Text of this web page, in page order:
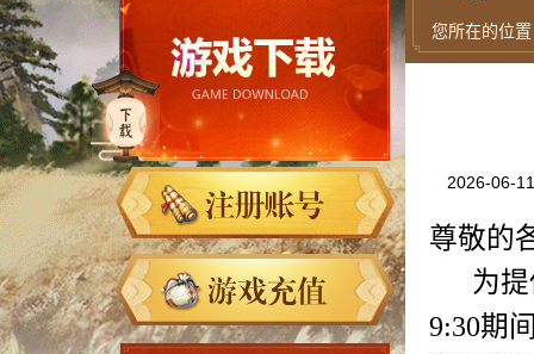
您所在的位
2026-06-
尊敬的
为提
9:30期